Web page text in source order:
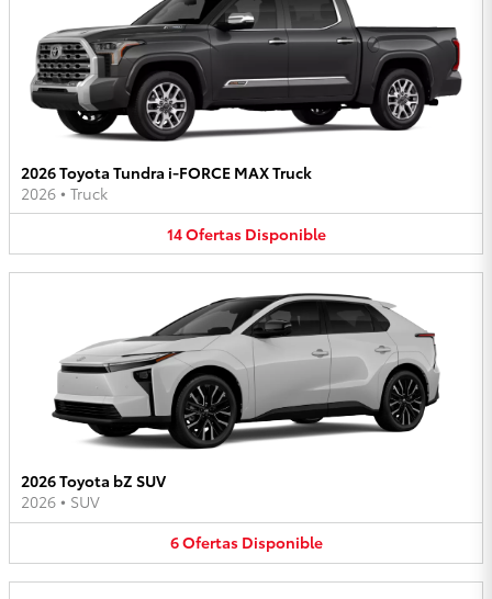
2026 Toyota Tundra i-FORCE MAX Truck
2026 • Truck
14Ofertas Disponible
2026 Toyota bZ SUV
2026 • SUV
6Ofertas Disponible